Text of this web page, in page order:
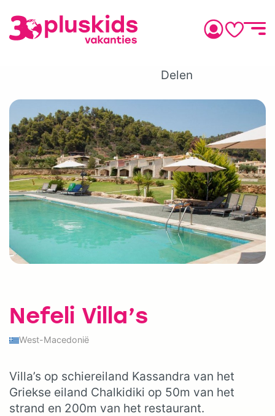
Delen
Nefeli Villa’s
West-Macedonië
Villa’s op schiereiland Kassandra van het
Griekse eiland Chalkidiki op 50m van het
strand en 200m van het restaurant.